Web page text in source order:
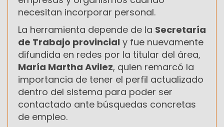
necesitan incorporar personal.
La herramienta depende de la Secretaría
de Trabajo provincial y fue nuevamente
difundida en redes por la titular del área,
María Martha Avilez, quien remarcó la
importancia de tener el perfil actualizado
dentro del sistema para poder ser
contactado ante búsquedas concretas
de empleo.